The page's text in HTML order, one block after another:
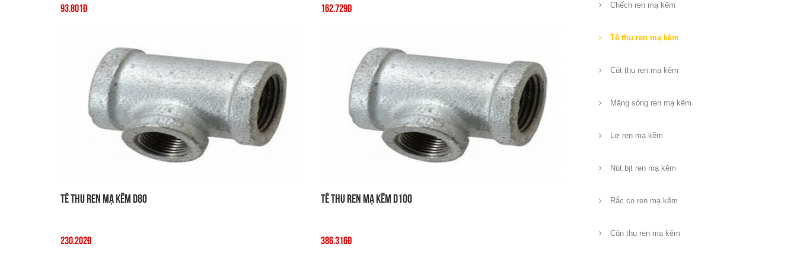
93.801đ 162.729đ
Tê thu ren mạ kẽm D80
230.202đ
Tê thu ren mạ kẽm D100
386.316đ
Chếch ren mạ kẽm
Tê thu ren mạ kẽm
Cút thu ren mạ kẽm
Măng sông ren mạ kẽm
Lơ ren mạ kẽm
Nút bịt ren mạ kẽm
Rắc co ren mạ kẽm
Côn thu ren mạ kẽm